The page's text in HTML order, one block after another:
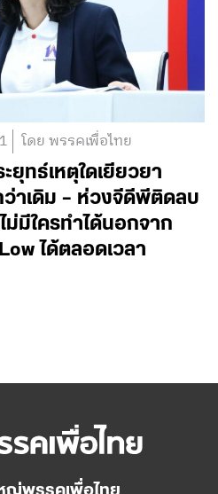
โดย พรรคเพื่อไทย
ยุทธ์เหตุใดเยียวยา
าเดิม – ห่วงจีดีพีติดลบ
มีใครทำได้นอกจาก
ได้ตลอดเวลา